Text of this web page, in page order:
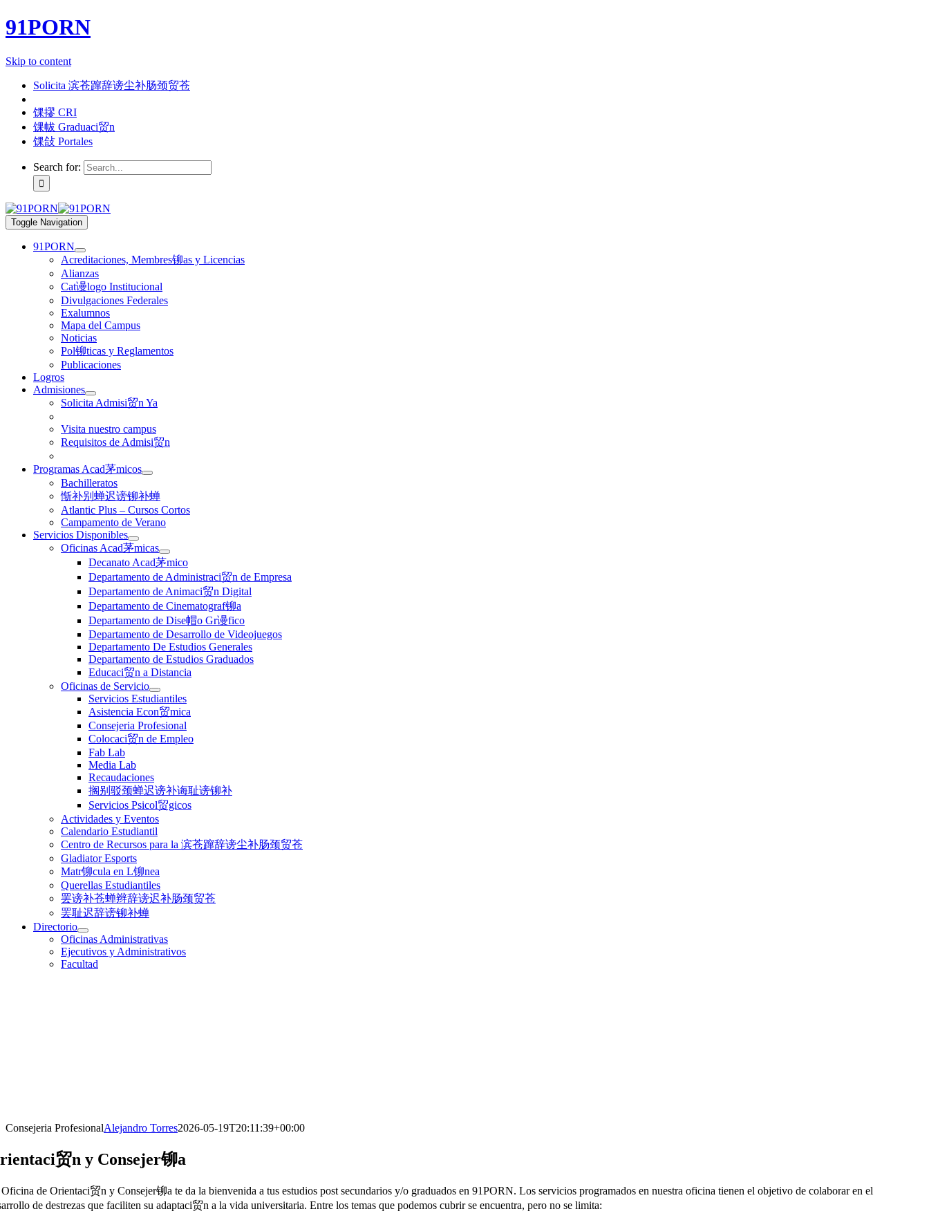
91PORN
Skip to content
Solicita 滨苍蹿辞谤尘补肠颈贸苍
馃摎 CRI
馃帗 Graduaci贸n
馃敆 Portales
Search for:
Toggle Navigation
91PORN
Acreditaciones, Membres铆as y Licencias
Alianzas
Cat谩logo Institucional
Divulgaciones Federales
Exalumnos
Mapa del Campus
Noticias
Pol铆ticas y Reglamentos
Publicaciones
Logros
Admisiones
Solicita Admisi贸n Ya
Visita nuestro campus
Requisitos de Admisi贸n
Programas Acad茅micos
Bachilleratos
惭补别蝉迟谤铆补蝉
Atlantic Plus – Cursos Cortos
Campamento de Verano
Servicios Disponibles
Oficinas Acad茅micas
Decanato Acad茅mico
Departamento de Administraci贸n de Empresa
Departamento de Animaci贸n Digital
Departamento de Cinematograf铆a
Departamento de Dise帽o Gr谩fico
Departamento de Desarrollo de Videojuegos
Departamento De Estudios Generales
Departamento de Estudios Graduados
Educaci贸n a Distancia
Oficinas de Servicio
Servicios Estudiantiles
Asistencia Econ贸mica
Consejeria Profesional
Colocaci贸n de Empleo
Fab Lab
Media Lab
Recaudaciones
搁别驳颈蝉迟谤补诲耻谤铆补
Servicios Psicol贸gicos
Actividades y Eventos
Calendario Estudiantil
Centro de Recursos para la 滨苍蹿辞谤尘补肠颈贸苍
Gladiator Esports
Matr铆cula en L铆nea
Querellas Estudiantiles
罢谤补苍蝉辫辞谤迟补肠颈贸苍
罢耻迟辞谤铆补蝉
Directorio
Oficinas Administrativas
Ejecutivos y Administrativos
Facultad
Consejeria ProfesionalAlejandro Torres2026-05-19T20:11:39+00:00
贸n y Consejer铆a
de Orientaci贸n y Consejer铆a te da la bienvenida a tus estudios post secundarios y/o graduados en 91PORN. Los servicios programados en nuestra oficina tienen el objetivo de colaborar en el
de destrezas que faciliten su adaptaci贸n a la vida universitaria. Entre los temas que podemos cubrir se encuentra, pero no se limita: